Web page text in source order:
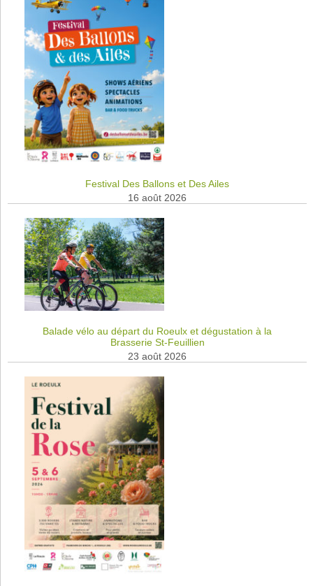
Festival Des Ballons et Des Ailes
16 août 2026
Balade vélo au départ du Roeulx et dégustation à la
Brasserie St-Feuillien
23 août 2026